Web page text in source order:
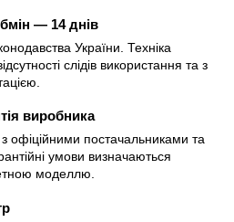
— 14 днів
України. Техніка
слідів використання та з
виробника
офіційними постачальниками та
умови визначаються
моделлю.